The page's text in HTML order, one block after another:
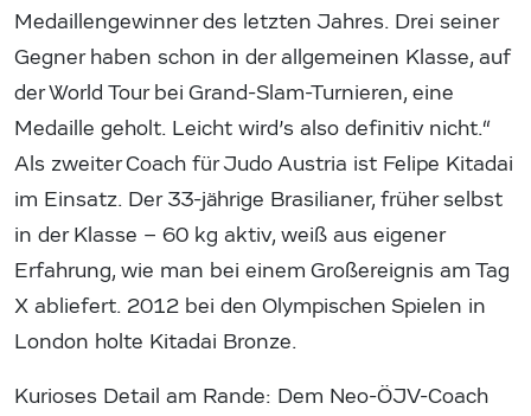
Medaillengewinner des letzten Jahres. Drei seiner
Gegner haben schon in der allgemeinen Klasse, auf
der World Tour bei Grand-Slam-Turnieren, eine
Medaille geholt. Leicht wird’s also definitiv nicht.“
Als zweiter Coach für Judo Austria ist Felipe Kitadai
im Einsatz. Der 33-jährige Brasilianer, früher selbst
in der Klasse – 60 kg aktiv, weiß aus eigener
Erfahrung, wie man bei einem Großereignis am Tag
X abliefert. 2012 bei den Olympischen Spielen in
London holte Kitadai Bronze.
Kurioses Detail am Rande: Dem Neo-ÖJV-Coach